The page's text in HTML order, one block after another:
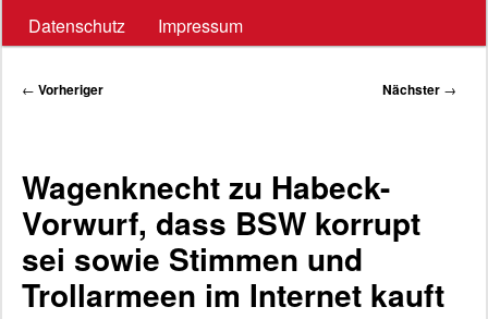
Datenschutz
Impressum
Beitragsnavigation
← Vorheriger Nächster →
Wagenknecht zu Habeck-
Vorwurf, dass BSW korrupt
sei sowie Stimmen und
Trollarmeen im Internet kauft